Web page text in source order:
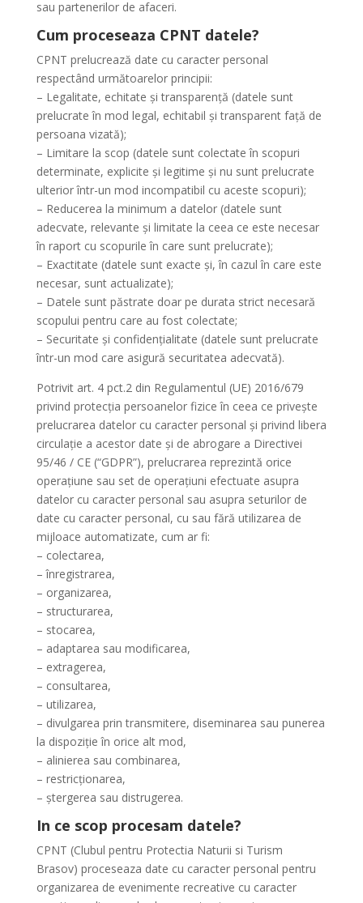
sau partenerilor de afaceri.
Cum proceseaza CPNT datele?
CPNT prelucrează date cu caracter personal
respectând următoarelor principii:
– Legalitate, echitate și transparență (datele sunt
prelucrate în mod legal, echitabil și transparent față de
persoana vizată);
– Limitare la scop (datele sunt colectate în scopuri
determinate, explicite și legitime și nu sunt prelucrate
ulterior într-un mod incompatibil cu aceste scopuri);
– Reducerea la minimum a datelor (datele sunt
adecvate, relevante și limitate la ceea ce este necesar
în raport cu scopurile în care sunt prelucrate);
– Exactitate (datele sunt exacte și, în cazul în care este
necesar, sunt actualizate);
– Datele sunt păstrate doar pe durata strict necesară
scopului pentru care au fost colectate;
– Securitate și confidențialitate (datele sunt prelucrate
într-un mod care asigură securitatea adecvată).
Potrivit art. 4 pct.2 din Regulamentul (UE) 2016/679
privind protecția persoanelor fizice în ceea ce privește
prelucrarea datelor cu caracter personal și privind libera
circulație a acestor date și de abrogare a Directivei
95/46 / CE (“GDPR”), prelucrarea reprezintă orice
operațiune sau set de operațiuni efectuate asupra
datelor cu caracter personal sau asupra seturilor de
date cu caracter personal, cu sau fără utilizarea de
mijloace automatizate, cum ar fi:
– colectarea,
– înregistrarea,
– organizarea,
– structurarea,
– stocarea,
– adaptarea sau modificarea,
– extragerea,
– consultarea,
– utilizarea,
– divulgarea prin transmitere, diseminarea sau punerea
la dispoziție în orice alt mod,
– alinierea sau combinarea,
– restricționarea,
– ștergerea sau distrugerea.
In ce scop procesam datele?
CPNT (Clubul pentru Protectia Naturii si Turism
Brasov) proceseaza date cu caracter personal pentru
organizarea de evenimente recreative cu caracter